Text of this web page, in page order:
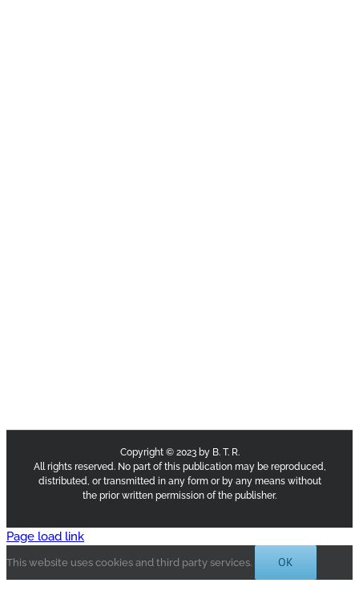
Copyright © 2023 by B. T. R.
All rights reserved. No part of this publication may be reproduced,
distributed, or transmitted in any form or by any means without
the prior written permission of the publisher.
Page load link
This website uses cookies and third party services. OK